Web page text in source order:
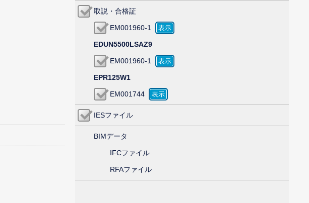
取説・合格証
EM001960-1
EDUN5500LSAZ9
EM001960-1
EPR125W1
EM001744
IESファイル
BIMデータ
IFCファイル
RFAファイル